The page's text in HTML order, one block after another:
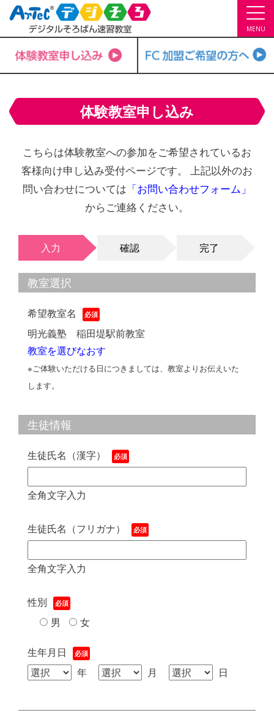
MENU
体験教室申し込み
こちらは体験教室への参加をご希望されているお
客様向け申し込み受付ページです。 上記以外のお
問い合わせについては 「お問い合わせフォーム」
からご連絡ください。
入力 確認 完了
教室選択
希望教室名
明光義塾 稲田堤駅前教室
教室を選びなおす
※ご体験いただける日につきましては、教室よりお伝えいた
します。
生徒情報
生徒氏名（漢字）
全角文字入力
生徒氏名（フリガナ）
全角文字入力
性別
男
女
生年月日
年
月 日